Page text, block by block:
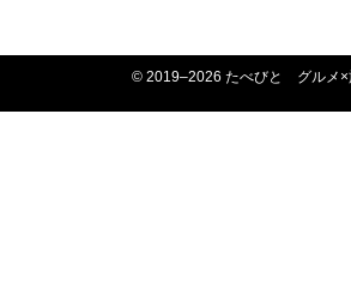
© 2019–2026 たべびと グルメ×